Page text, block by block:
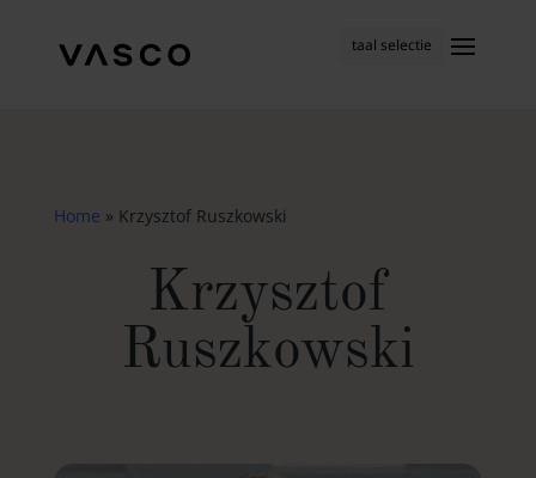
taal selectie
Home » Krzysztof Ruszkowski
Krzysztof
Ruszkowski